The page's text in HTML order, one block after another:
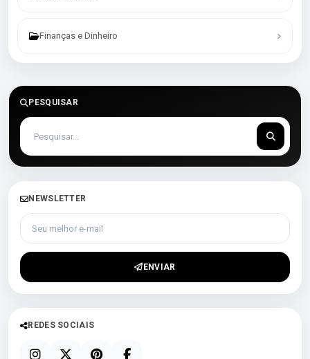
Finanças e Dinheiro
PESQUISAR
NEWSLETTER
Seu melhor e-mail
ENVIAR
REDES SOCIAIS